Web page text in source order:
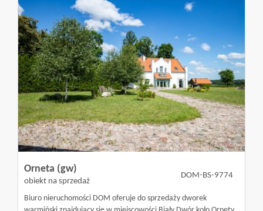
Blog
Orneta (gw)
obiekt na sprzedaż
DOM-BS-9774
Biuro nieruchomości DOM oferuje do sprzedaży dworek